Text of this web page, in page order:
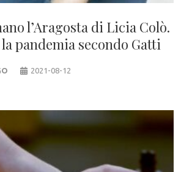
l’Aragosta di Licia Colò.
pandemia secondo Gatti
2021-08-12